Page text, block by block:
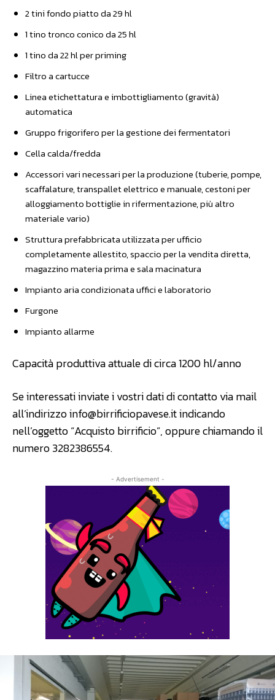
2 tini fondo piatto da 29 hl
1 tino tronco conico da 25 hl
1 tino da 22 hl per priming
Filtro a cartucce
Linea etichettatura e imbottigliamento (gravità)
automatica
Gruppo frigorifero per la gestione dei fermentatori
Cella calda/fredda
Accessori vari necessari per la produzione (tuberie, pompe,
scaffalature, transpallet elettrico e manuale, cestoni per
alloggiamento bottiglie in rifermentazione, più altro
materiale vario)
Struttura prefabbricata utilizzata per ufficio
completamente allestito, spaccio per la vendita diretta,
magazzino materia prima e sala macinatura
Impianto aria condizionata uffici e laboratorio
Furgone
Impianto allarme
Capacità produttiva attuale di circa 1200 hl/anno
Se interessati inviate i vostri dati di contatto via mail
all’indirizzoinfo@birrificiopavese.itindicando
nell’oggetto “Acquisto birrificio”, oppure chiamando il
numero 3282386554.
- Advertisement -